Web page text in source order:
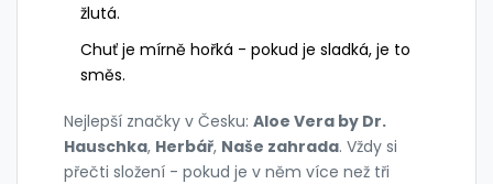
žlutá.
Chuť je mírně hořká - pokud je sladká, je to
směs.
Nejlepší značky v Česku: Aloe Vera by Dr.
Hauschka, Herbář, Naše zahrada. Vždy si
přečti složení - pokud je v něm více než tři